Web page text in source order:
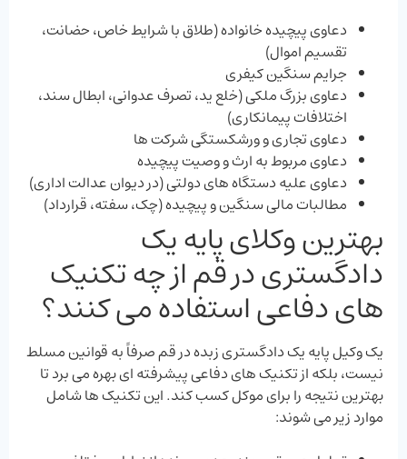
دعاوی پیچیده خانواده (طلاق با شرایط خاص، حضانت،
تقسیم اموال)
جرایم سنگین کیفری
دعاوی بزرگ ملکی (خلع ید، تصرف عدوانی، ابطال سند،
اختلافات پیمانکاری)
دعاوی تجاری و ورشکستگی شرکت ‌ها
دعاوی مربوط به ارث و وصیت پیچیده
دعاوی علیه دستگاه‌ های دولتی (در دیوان عدالت اداری)
مطالبات مالی سنگین و پیچیده (چک، سفته، قرارداد)
بهترین وکلای پایه یک
دادگستری در قم از چه تکنیک
‌های دفاعی استفاده می ‌کنند؟
یک وکیل پایه یک دادگستری زبده در قم صرفاً به قوانین مسلط
نیست، بلکه از تکنیک‌ های دفاعی پیشرفته ‌ای بهره می ‌برد تا
بهترین نتیجه را برای موکل کسب کند. این تکنیک‌ ها شامل
موارد زیر می ‌شوند: